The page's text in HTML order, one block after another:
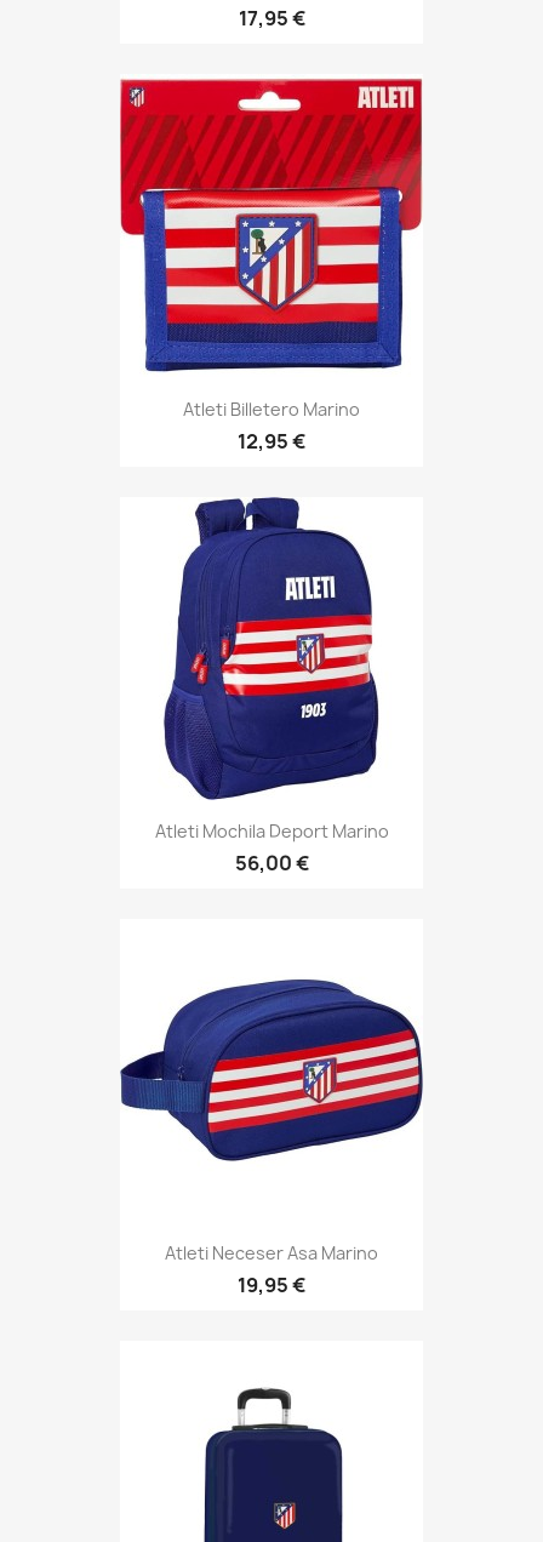
17,95 €
Atleti Billetero Marino
12,95 €
Atleti Mochila Deport Marino
56,00 €
Atleti Neceser Asa Marino
19,95 €